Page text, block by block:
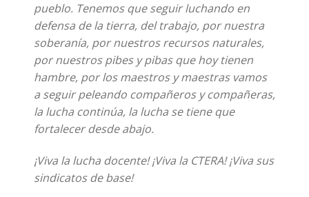
pueblo. Tenemos que seguir luchando en
defensa de la tierra, del trabajo, por nuestra
soberanía, por nuestros recursos naturales,
por nuestros pibes y pibas que hoy tienen
hambre, por los maestros y maestras vamos
a seguir peleando compañeros y compañeras,
la lucha continúa, la lucha se tiene que
fortalecer desde abajo.
¡Viva la lucha docente! ¡Viva la CTERA! ¡Viva sus
sindicatos de base!